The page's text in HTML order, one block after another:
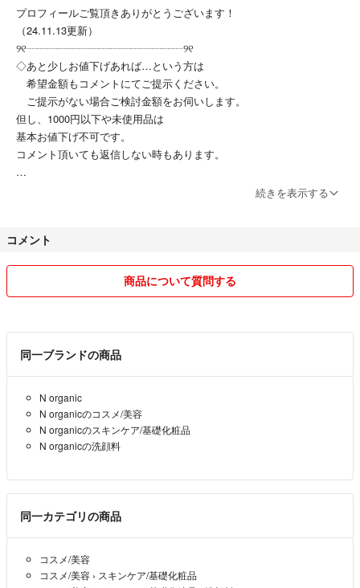
プロフィールご覧頂きありがとうございます！
（24.11.13更新）
୨୧┈┈┈┈┈┈┈┈┈┈┈┈┈┈┈୨୧
◇あと少しお値下げあれば…という方は
希望金額もコメントにてご提示ください。
ご提示がない場合ご検討金額をお伺いします。
但し、1000円以下や未使用品は
基本お値下げ不可です。
コメント頂いても返信しない時もあります。
◇即購入OK
◇いいね、コメントありがとうございます。
同じ名前で他サイト出品してます。
コメントやり取り中でも出品停止いたします。
(＞人＜)
未就学児年子の子育て中です。日中は仕事をしておりバタバタと毎日を
過ごしてます。
タイミングにより返信や発送などお時間頂く時もあるかと思いますご了
承くださいませ☆☆
୨୧・・・・・・・・・・・・・・・・・・・୨୧
発送に関して
୨୧・・・・・・・・・・・・・・・・・・・୨୧
◇配送方法が匿名配送・未定・着払いとあります。
出品中に配送方法を変更する事もあります。
続きを表示する
コメント
商品について質問する
同一ブランドの商品
N organic
N organicのコスメ/美容
N organicのスキンケア/基礎化粧品
N organicの洗顔料
同一カテゴリの商品
コスメ/美容
コスメ/美容 › スキンケア/基礎化粧品